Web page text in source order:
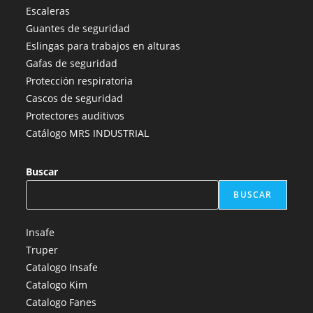
en
una
nueva
pestaña
una
nueva
pestaña
una
nueva
pestaña
nueva
Escaleras
Guantes de seguridad
Eslingas para trabajos en alturas
Gafas de seguridad
Protección respiratoria
Cascos de seguridad
Protectores auditivos
Catálogo MRS INDUSTRIAL
Buscar
BUSCAR
Insafe
Truper
Catalogo Insafe
Catalogo Kim
Catalogo Fanes